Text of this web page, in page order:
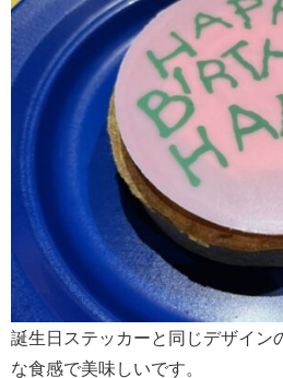
誕生日ステッカーと同じデザイン
な食感で美味しいです。